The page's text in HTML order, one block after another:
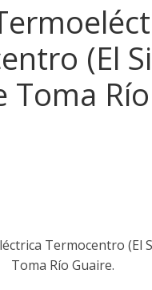
(El
Toma Río